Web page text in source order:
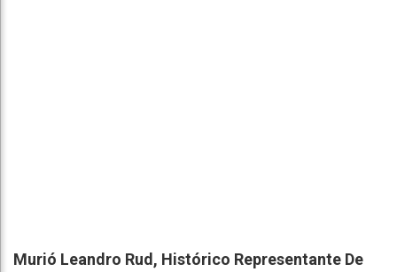
Murió Leandro Rud, Histórico Representante De